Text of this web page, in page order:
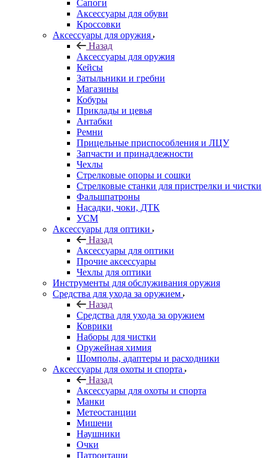
Сапоги
Аксессуары для обуви
Кроссовки
Аксессуары для оружия
Назад
Аксессуары для оружия
Кейсы
Затыльники и гребни
Магазины
Кобуры
Приклады и цевья
Антабки
Ремни
Прицельные приспособления и ЛЦУ
Запчасти и принадлежности
Чехлы
Стрелковые опоры и сошки
Стрелковые станки для пристрелки и чистки
Фальшпатроны
Насадки, чоки, ДТК
УСМ
Аксессуары для оптики
Назад
Аксессуары для оптики
Прочие аксессуары
Чехлы для оптики
Инструменты для обслуживания оружия
Средства для ухода за оружием
Назад
Средства для ухода за оружием
Коврики
Наборы для чистки
Оружейная химия
Шомполы, адаптеры и расходники
Аксессуары для охоты и спорта
Назад
Аксессуары для охоты и спорта
Манки
Метеостанции
Мишени
Наушники
Очки
Патронташи